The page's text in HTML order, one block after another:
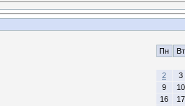
Пн Вт
2
3
9
10
16
17